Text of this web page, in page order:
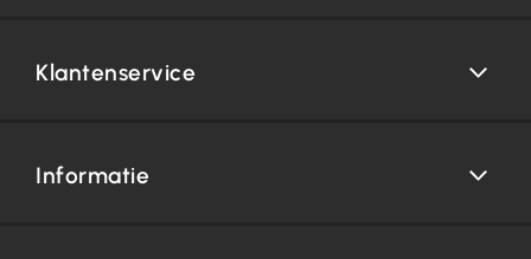
Klantenservice
Informatie